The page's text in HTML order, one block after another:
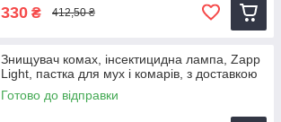
330 ₴ 412,50 ₴
Знищувач комах, інсектицидна лампа, Zapp
Light, пастка для мух і комарів, з доставкою
Готово до відправки